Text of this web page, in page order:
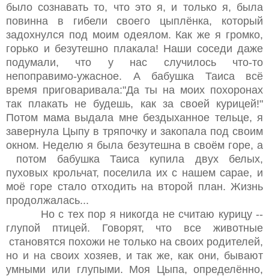
было сознавать то, что это я, и только я, была
повинна в гибели своего цыплёнка, который
задохнулся под моим одеялом. Как же я громко,
горько и безутешно плакала! Наши соседи даже
подумали, что у нас случилось что-то
непоправимо-ужасное. А бабушка Таиса всё
время приговаривала:"Да ты на моих похоронах
так плакать не будешь, как за своей курицей!"
Потом мама выдала мне бездыханное тельце, я
завернула Цыпу в тряпочку и закопала под своим
окном. Неделю я была безутешна в своём горе, а
потом бабушка Таиса купила двух белых,
пуховых крольчат, поселила их с нашем сарае, и
моё горе стало отходить на второй план. Жизнь
продолжалась...
Но с тех пор я никогда не считаю курицу --
глупой птицей. Говорят, что все животные
становятся похожи не только на своих родителей,
но и на своих хозяев, и так же, как они, бывают
умными или глупыми. Моя Цыпа, определённо,